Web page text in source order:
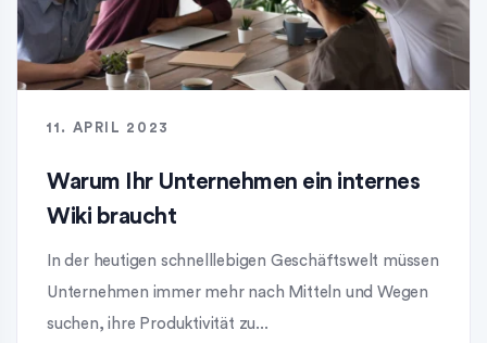
11. APRIL 2023
Warum Ihr Unternehmen ein internes
Wiki braucht
In der heutigen schnelllebigen Geschäftswelt müssen
Unternehmen immer mehr nach Mitteln und Wegen
suchen, ihre Produktivität zu...